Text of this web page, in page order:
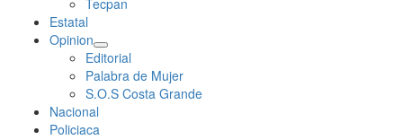
Tecpan
Estatal
Opinion
Editorial
Palabra de Mujer
S.O.S Costa Grande
Nacional
Policiaca